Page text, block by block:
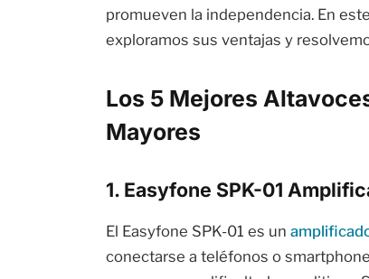
promueven la independencia. En
exploramos sus ventajas y
Los 5 Mejores
Mayores
1. Easyfone SPK-01
El Easyfone SPK-01 es un
conectarse a teléfonos o